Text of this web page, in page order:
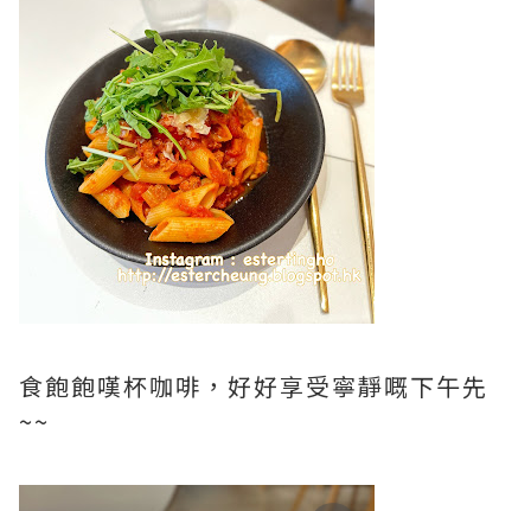
食飽飽嘆杯咖啡，好好享受寧靜嘅下午先
~~